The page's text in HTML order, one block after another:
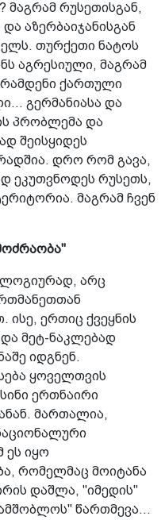
მაგრამ რუსეთისგან,
აზერბაიჯანისგან
თურქეთი­ ნატოს
აგრესიული, მაგრამ
ქართული
გერმანიასა და
პრობლემა­ და
შეისყიდეს
დრო რომ გავა,
ეკუთვნოდეს რუსეთს,
მაგრამ ჩვენ
არც
ისე, ერთიც ქვეყნის
მეტ-ნაკლებად
იდგნენ.
ყოველთვის
ერთნაირი
მართალია,
ეს იყო
რომელმაც მოიტანა
დაშლა, "იმედის"
წართმევა...